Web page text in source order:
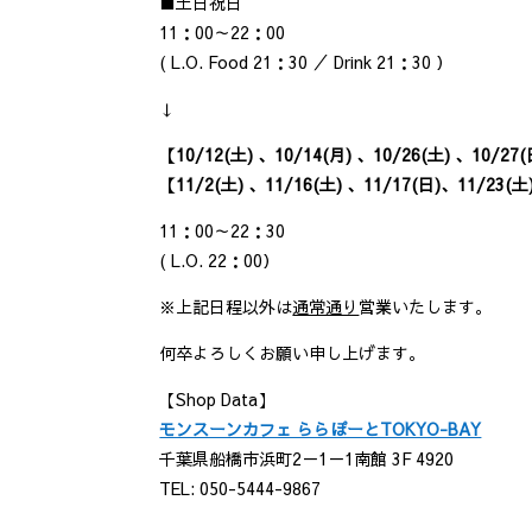
11：00～22：00
( L.O. Food 21：30 ／ Drink 21：30 ）
↓
【10/12(土) 、10/14(月) 、10/26(土) 、10/27(
【11/2(土) 、11/16(土) 、11/17(日)、11/23(土)
11：00～22：30
( L.O. 22：00）
※上記日程以外は通常通り 営業いたします。
何卒よろしくお願い申し上げます。
【Shop Data】
モンスーンカフェ ららぽーとTOKYO-BAY
千葉県船橋市浜町2－1－1南館 3F 4920
TEL: 050-5444-9867